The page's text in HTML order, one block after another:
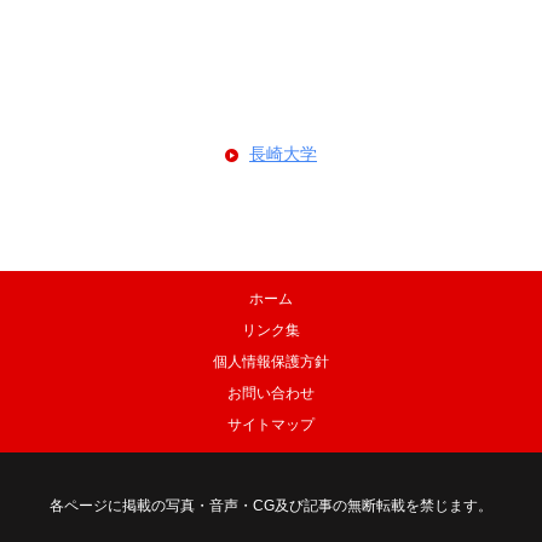
長崎大学
ホーム
リンク集
個人情報保護方針
お問い合わせ
サイトマップ
各ページに掲載の写真・音声・CG及び記事の無断転載を禁じます。